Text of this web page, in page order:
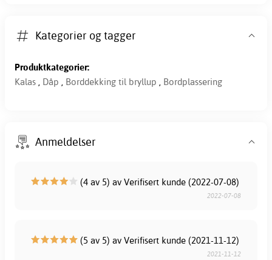
Kategorier og tagger
Produktkategorier:
Kalas
Dåp Borddekking til bryllup Bordplassering
Anmeldelser
(4 av 5) av Verifisert kunde (2022-07-08)
2022-07-08
(5 av 5) av Verifisert kunde (2021-11-12)
2021-11-12